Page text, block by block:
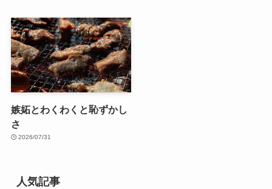
嫉妬とわくわくと恥ずかし
さ
2026/07/31
人気記事